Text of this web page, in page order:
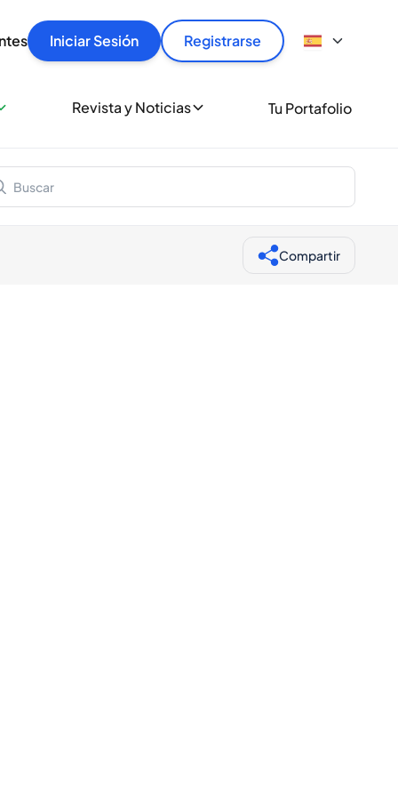
Iniciar Sesión Registrarse
rápido, con seguridad y al mejor precio.
miles de amantes del whisky y los destilados.
Revista y Noticias Tu Portafolio
Compartir